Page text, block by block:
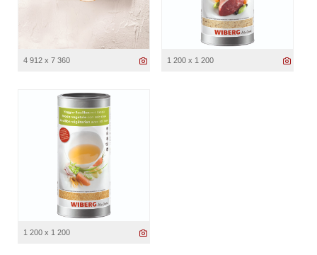
4 912 x 7 360 1 200 x 1 200
1 200 x 1 200